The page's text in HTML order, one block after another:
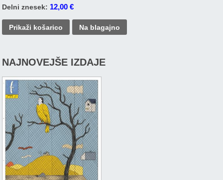
Delni znesek: 12,00€
Prikaži košarico Na blagajno
NAJNOVEJŠE IZDAJE